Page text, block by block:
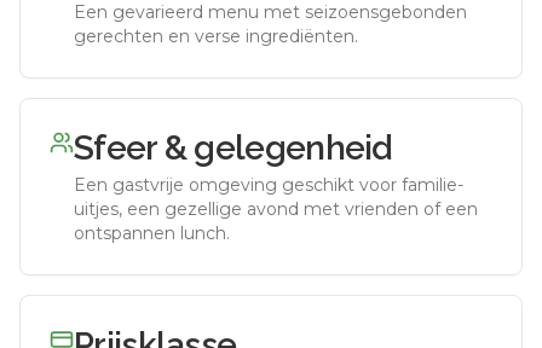
Een gevarieerd menu met seizoensgebonden
gerechten en verse ingrediënten.
Sfeer & gelegenheid
Een gastvrije omgeving geschikt voor familie-
uitjes, een gezellige avond met vrienden of een
ontspannen lunch.